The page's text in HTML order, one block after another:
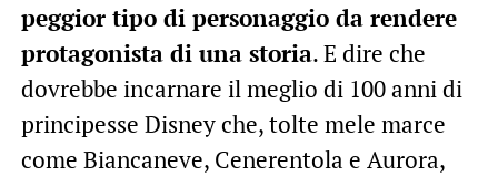
peggior tipo di personaggio da rendere
protagonista di una storia. E dire che
dovrebbe incarnare il meglio di 100 anni di
principesse Disney che, tolte mele marce
come Biancaneve, Cenerentola e Aurora,